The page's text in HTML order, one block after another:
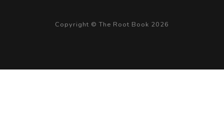
Copyright © The Root Book 2026